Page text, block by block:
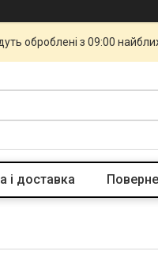
оброблені з 09:00
і доставка